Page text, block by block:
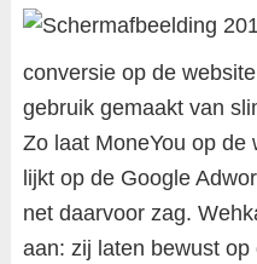
conversie op de
gebruik gemaakt van
Zo laat MoneYou op de
lijkt op de Google
net daarvoor zag.
aan: zij laten bewust